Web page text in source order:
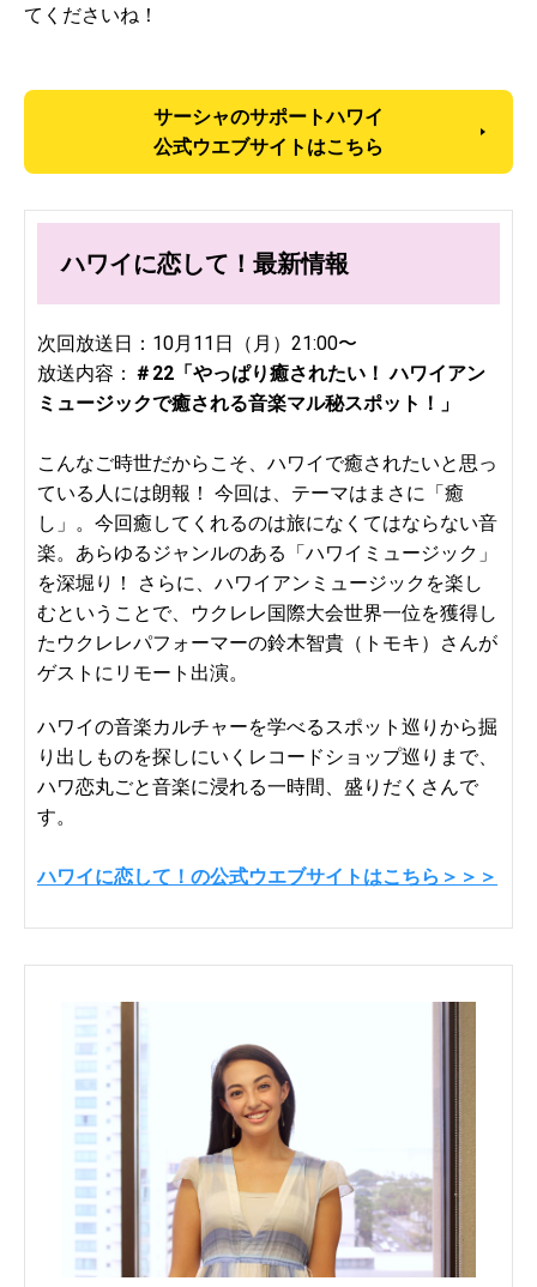
てくださいね！
サーシャのサポートハワイ
公式ウエブサイトはこちら
ハワイに恋して！最新情報
次回放送日：10月11日（月）21:00〜
放送内容： ＃22「やっぱり癒されたい！ ハワイアン
ミュージックで癒される音楽マル秘スポット！ 」
こんなご時世だからこそ、ハワイで癒されたいと思っ
ている人には朗報！ 今回は、テーマはまさに「癒
し」。今回癒してくれるのは旅になくてはならない音
楽。あらゆるジャンルのある「ハワイミュージック」
を深堀り！ さらに、ハワイアンミュージックを楽し
むということで、ウクレレ国際大会世界一位を獲得し
たウクレレパフォーマーの鈴木智貴（トモキ）さんが
ゲストにリモート出演。
ハワイの音楽カルチャーを学べるスポット巡りから掘
り出しものを探しにいくレコードショップ巡りまで、
ハワ恋丸ごと音楽に浸れる一時間、盛りだくさんで
す。
ハワイに恋して！の公式ウエブサイトはこちら＞＞＞